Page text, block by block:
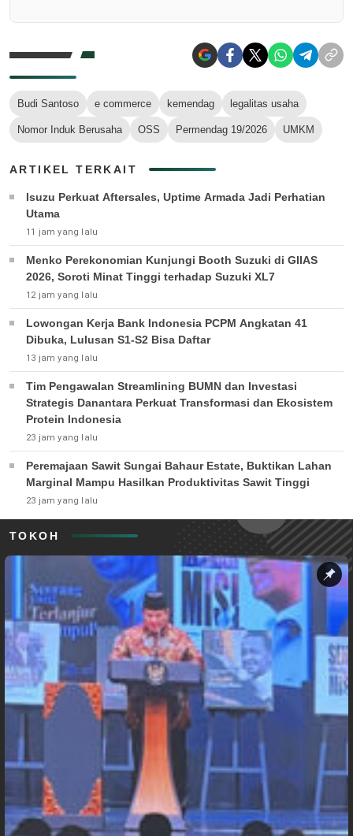
Budi Santoso e commerce kemendag legalitas usaha
Nomor Induk Berusaha OSS Permendag 19/2026 UMKM
ARTIKEL TERKAIT
Isuzu Perkuat Aftersales, Uptime Armada Jadi Perhatian
Utama
11 jam yang lalu
Menko Perekonomian Kunjungi Booth Suzuki di GIIAS
2026, Soroti Minat Tinggi terhadap Suzuki XL7
12 jam yang lalu
Lowongan Kerja Bank Indonesia PCPM Angkatan 41
Dibuka, Lulusan S1-S2 Bisa Daftar
13 jam yang lalu
Tim Pengawalan Streamlining BUMN dan Investasi
Strategis Danantara Perkuat Transformasi dan Ekosistem
Protein Indonesia
23 jam yang lalu
Peremajaan Sawit Sungai Bahaur Estate, Buktikan Lahan
Marginal Mampu Hasilkan Produktivitas Sawit Tinggi
23 jam yang lalu
TOKOH